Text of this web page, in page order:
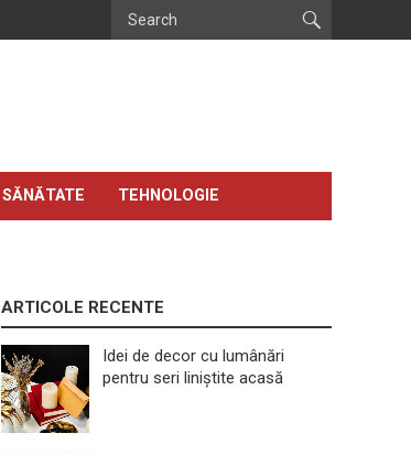
SĂNĂTATE TEHNOLOGIE
ARTICOLE RECENTE
Idei de decor cu lumânări
pentru seri liniștite acasă